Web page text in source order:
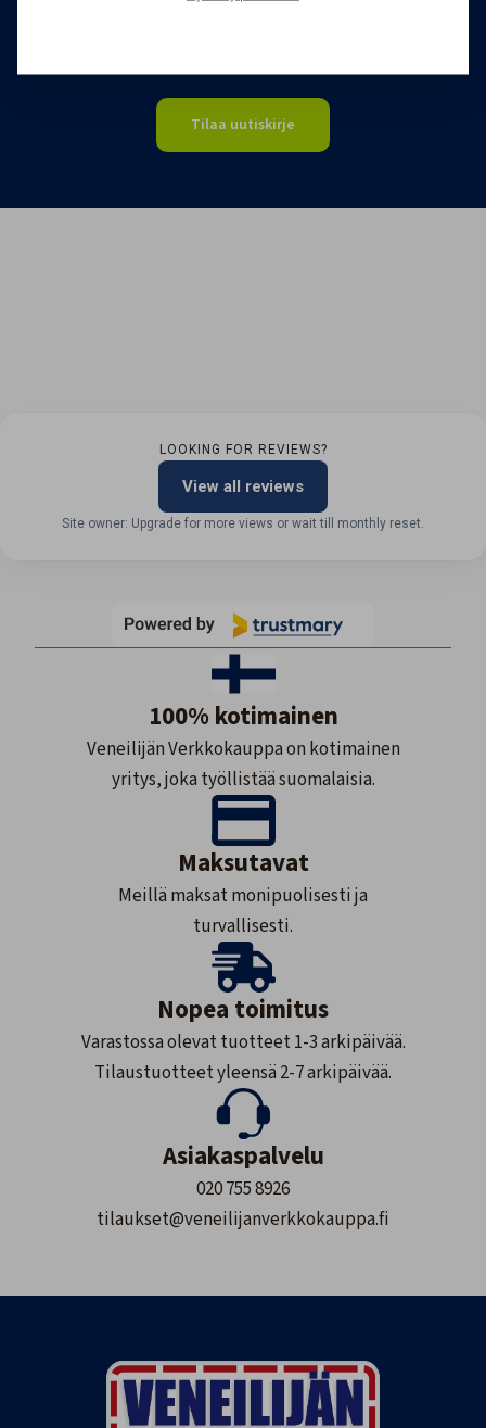
Tilaa uutiskirje
LOOKING FOR REVIEWS?
View all reviews
Site owner: Upgrade for more views or wait till monthly reset.
100% kotimainen
Veneilijän Verkkokauppa on kotimainen
yritys, joka työllistää suomalaisia.
Maksutavat
Meillä maksat monipuolisesti ja
turvallisesti.
Nopea toimitus
Varastossa olevat tuotteet 1-3 arkipäivää.
Tilaustuotteet yleensä 2-7 arkipäivää.
Asiakaspalvelu
020 755 8926
tilaukset@veneilijanverkkokauppa.fi